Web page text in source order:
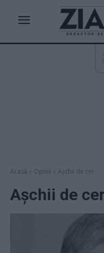
Acasă Opinii Așchii de cer
Așchii de